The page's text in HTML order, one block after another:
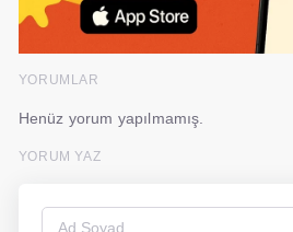
YORUMLAR
Henüz yorum yapılmamış.
YORUM YAZ